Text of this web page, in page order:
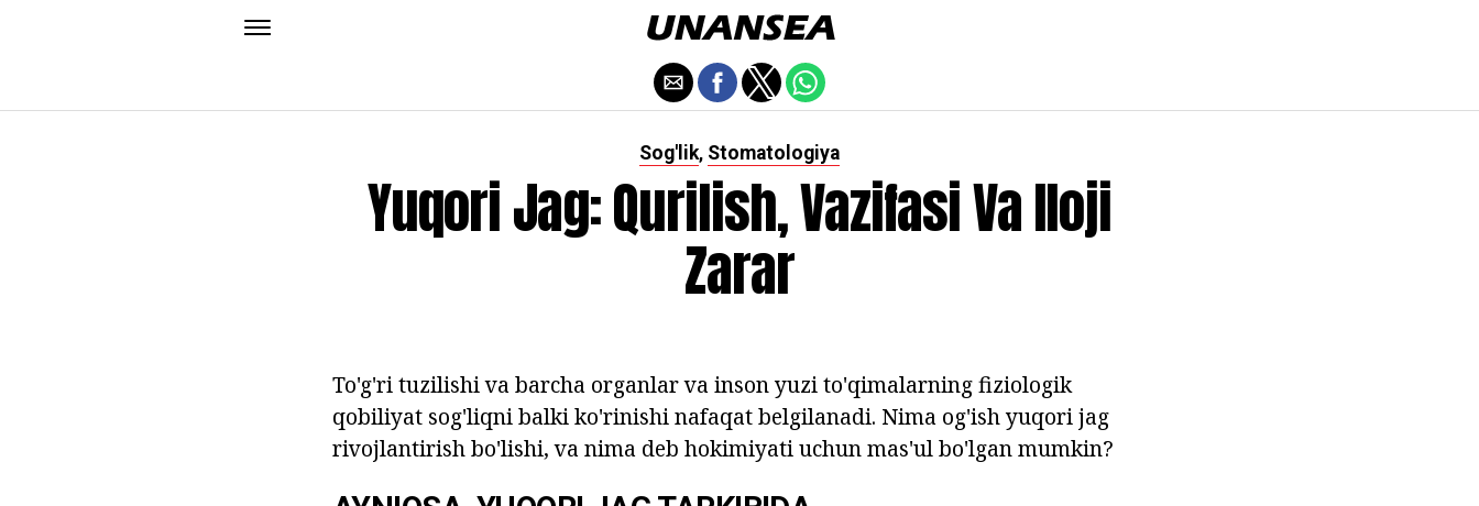
Sog'lik, Stomatologiya
Yuqori Jag: Qurilish, Vazifasi Va Iloji
Zarar
To'g'ri tuzilishi va barcha organlar va inson yuzi to'qimalarning fiziologik
qobiliyat sog'liqni balki ko'rinishi nafaqat belgilanadi. Nima og'ish yuqori jag
rivojlantirish bo'lishi, va nima deb hokimiyati uchun mas'ul bo'lgan mumkin?